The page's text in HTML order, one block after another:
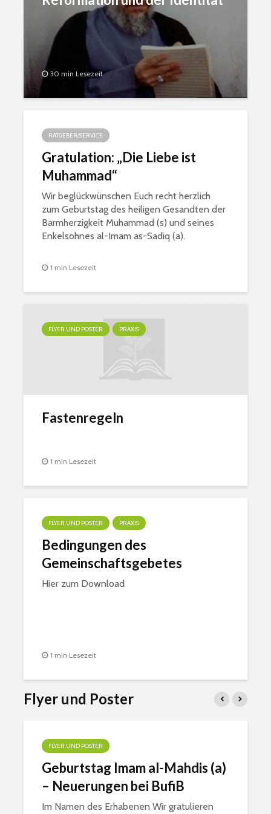
30 min Lesezeit
RATGEBER/SERVICE
Gratulation: „Die Liebe ist
Muhammad“
Wir beglückwünschen Euch recht herzlich
zum Geburtstag des heiligen Gesandten der
Barmherzigkeit Muhammad (s) und seines
Enkelsohnes al-Imam as-Sadiq (a).
1 min Lesezeit
FLYER UND POSTER PRAXIS
Fastenregeln
1 min Lesezeit
FLYER UND POSTER PRAXIS
Bedingungen des
Gemeinschaftsgebetes
Hier zum Download
1 min Lesezeit
Flyer und Poster
FLYER UND POSTER
Geburtstag Imam al-Mahdis (a)
– Neuerungen bei BufiB
Im Namen des Erhabenen Wir gratulieren